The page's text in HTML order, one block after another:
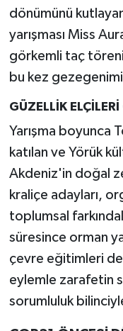
dönümünü
yarışması Miss
görkemli taç
bu kez
GÜZELLİK
Yarışma boyunca
katılan ve Yörük
Akdeniz'in doğal
kraliçe adayları,
toplumsal
süresince orman
çevre eğitimleri de
eylemle zarafetin
sorumluluk